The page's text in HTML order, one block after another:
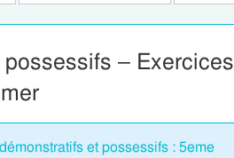
– Exercices
et possessifs : 5eme